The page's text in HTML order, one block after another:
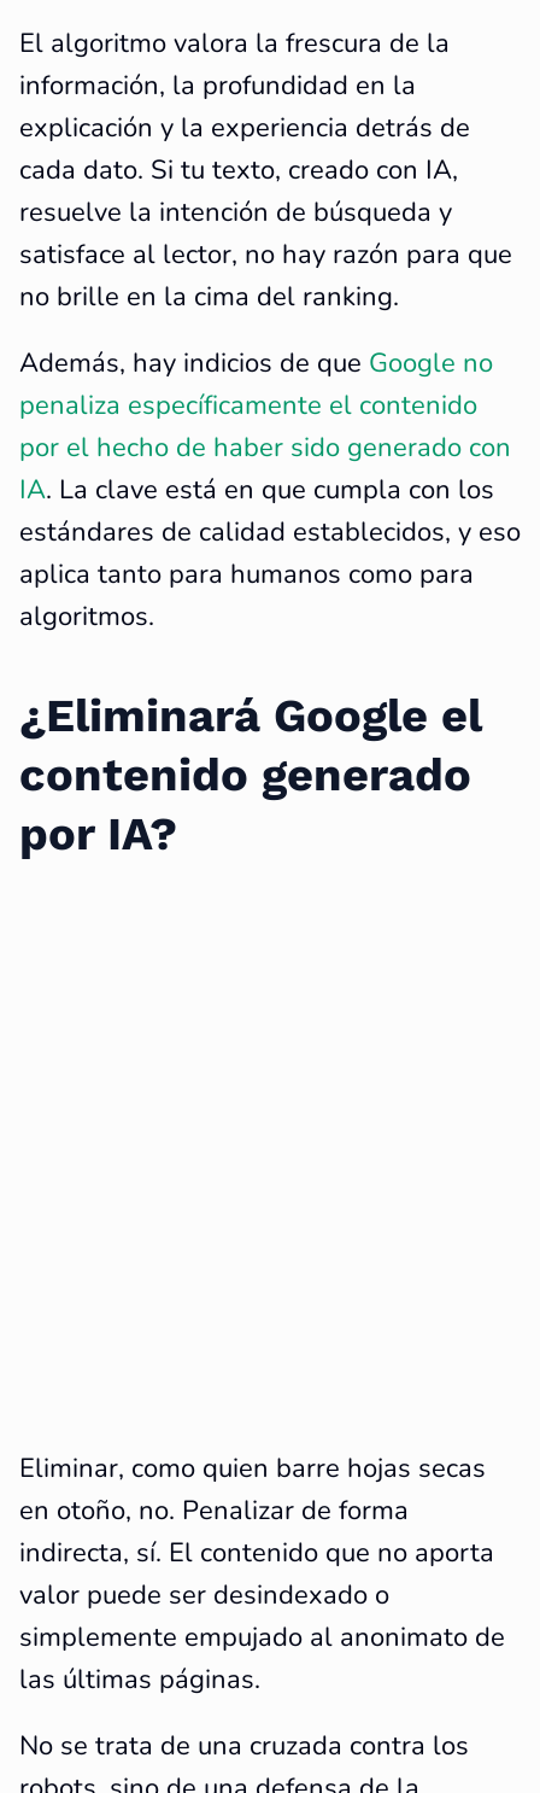
El algoritmo valora la frescura de la
información, la profundidad en la
explicación y la experiencia detrás de
cada dato. Si tu texto, creado con IA,
resuelve la intención de búsqueda y
satisface al lector, no hay razón para que
no brille en la cima del ranking.
Además, hay indicios de que Google no
penaliza específicamente el contenido
por el hecho de haber sido generado con
IA. La clave está en que cumpla con los
estándares de calidad establecidos, y eso
aplica tanto para humanos como para
algoritmos.
¿Eliminará Google el
contenido generado
por IA?
Eliminar, como quien barre hojas secas
en otoño, no. Penalizar de forma
indirecta, sí. El contenido que no aporta
valor puede ser desindexado o
simplemente empujado al anonimato de
las últimas páginas.
No se trata de una cruzada contra los